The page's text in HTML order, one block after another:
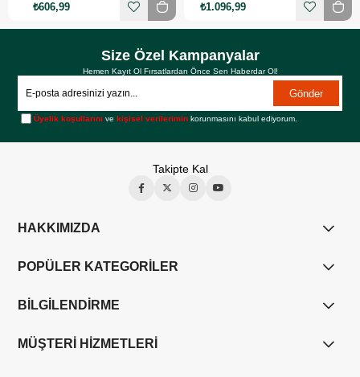
₺606,99 ₺1.096,99
Size Özel Kampanyalar
Hemen Kayıt Ol Fırsatlardan Önce Sen Haberdar Ol!
Gönder
Üyelik koşullarını vekişisel verilerimin korunmasını kabul ediyorum.
Takipte Kal
HAKKIMIZDA
POPÜLER KATEGORİLER
BİLGİLENDİRME
MÜŞTERİ HİZMETLERİ